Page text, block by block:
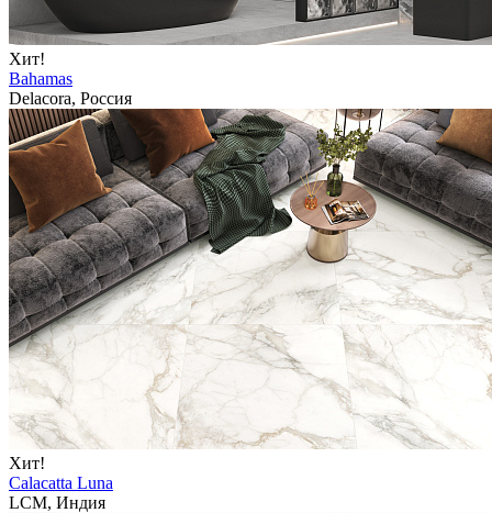
Хит!
Bahamas
Delacora, Россия
Хит!
Calacatta Luna
LCM, Индия